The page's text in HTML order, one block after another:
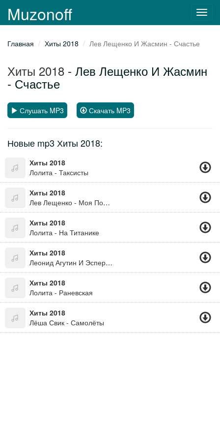
Muzonoff
Главная Хиты 2018 Лев Лещенко И Жасмин - Счастье
Хиты 2018 - Лев Лещенко И Жасмин
- Счастье
Слушать MP3 Скачать MP3
Новые mp3 Хиты 2018:
Хиты 2018
Лолита - Таксисты
Хиты 2018
Лев Лещенко - Моя Последняя Любовь
Хиты 2018
Лолита - На Титанике
Хиты 2018
Леонид Агутин И Эсперанто - Кончится Лето (В.цой)
Хиты 2018
Лолита - Раневская
Хиты 2018
Лёша Свик - Самолёты